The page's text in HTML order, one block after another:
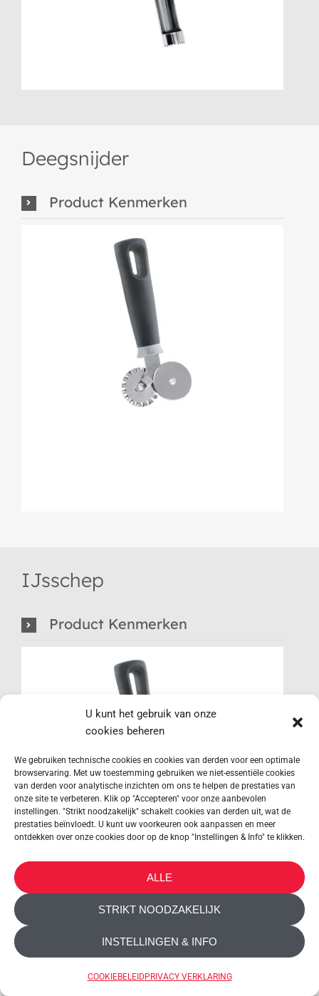
U kunt het gebruik van onze
cookies beheren
We gebruiken technische cookies en cookies van derden voor een optimale
browservaring. Met uw toestemming gebruiken we niet-essentiële cookies
van derden voor analytische inzichten om ons te helpen de prestaties van
onze site te verbeteren. Klik op "Accepteren" voor onze aanbevolen
instellingen. "Strikt noodzakelijk" schakelt cookies van derden uit, wat de
prestaties beïnvloedt. U kunt uw voorkeuren ook aanpassen en meer
ontdekken over onze cookies door op de knop "Instellingen & Info" te klikken.
ALLE
STRIKT NOODZAKELIJK
INSTELLINGEN & INFO
COOKIEBELEIDPRIVACY VERKLARING
Deegsnijder
Product Kenmerken
IJsschep
Product Kenmerken